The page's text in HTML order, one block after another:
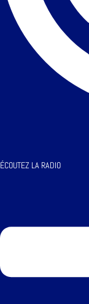
ÉCOUTEZ LA RADIO